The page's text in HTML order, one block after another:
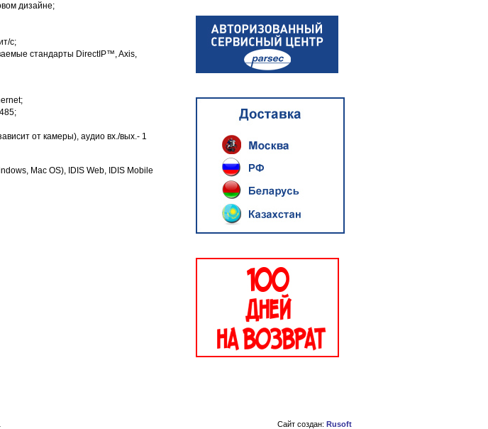
дизайне;
с;
стандарты DirectIP™, Axis,
от камеры), аудио вх./вых.- 1
Mac OS), IDIS Web, IDIS Mobile
Сайт создан: Rusoft